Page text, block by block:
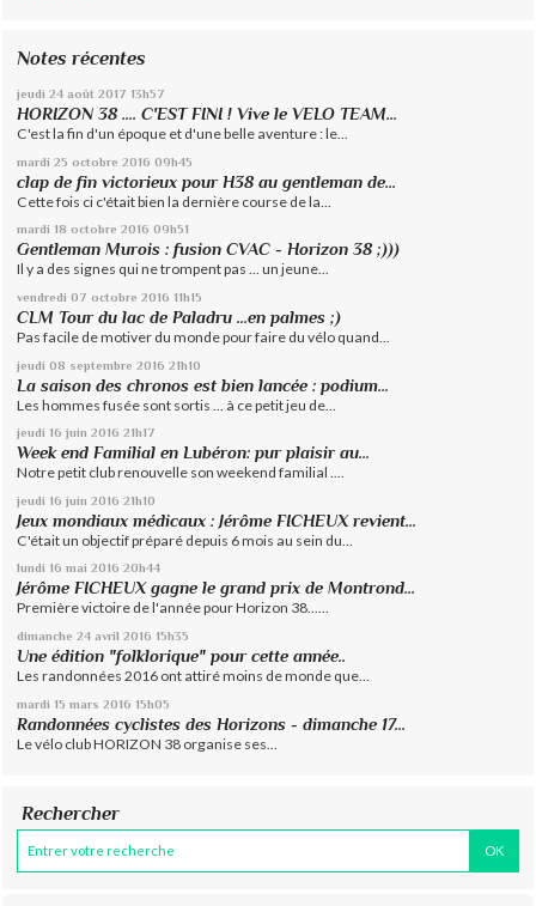
Notes récentes
jeudi 24 août 2017 13h57
HORIZON 38 .... C'EST FINI ! Vive le VELO TEAM...
C'est la fin d'un époque et d'une belle aventure : le...
mardi 25 octobre 2016 09h45
clap de fin victorieux pour H38 au gentleman de...
Cette fois ci c'était bien la dernière course de la...
mardi 18 octobre 2016 09h51
Gentleman Murois : fusion CVAC - Horizon 38 ;)))
Il y a des signes qui ne trompent pas ... un jeune...
vendredi 07 octobre 2016 11h15
CLM Tour du lac de Paladru ...en palmes ;)
Pas facile de motiver du monde pour faire du vélo quand...
jeudi 08 septembre 2016 21h10
La saison des chronos est bien lancée : podium...
Les hommes fusée sont sortis ... à ce petit jeu de...
jeudi 16 juin 2016 21h17
Week end Familial en Lubéron: pur plaisir au...
Notre petit club renouvelle son weekend familial ....
jeudi 16 juin 2016 21h10
Jeux mondiaux médicaux : Jérôme FICHEUX revient...
C'était un objectif préparé depuis 6 mois au sein du...
lundi 16 mai 2016 20h44
Jérôme FICHEUX gagne le grand prix de Montrond...
Première victoire de l'année pour Horizon 38......
dimanche 24 avril 2016 15h35
Une édition "folklorique" pour cette année..
Les randonnées 2016 ont attiré moins de monde que...
mardi 15 mars 2016 15h05
Randonnées cyclistes des Horizons - dimanche 17...
Le vélo club HORIZON 38 organise ses...
Rechercher